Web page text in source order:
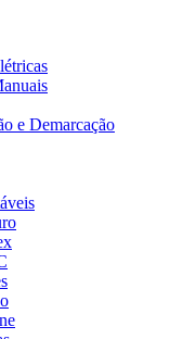
e Demarcação